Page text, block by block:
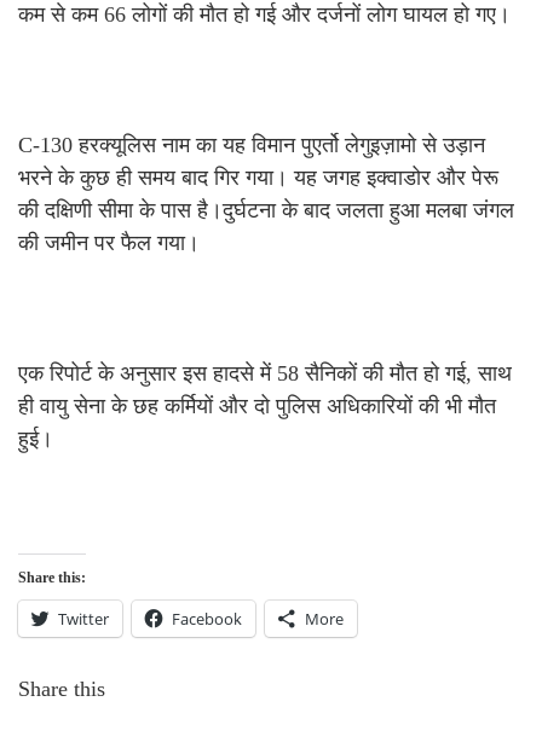
कम से कम 66 लोगों की मौत हो गई और दर्जनों लोग घायल हो गए।
C-130 हरक्यूलिस नाम का यह विमान पुएर्तो लेगुइज़ामो से उड़ान
भरने के कुछ ही समय बाद गिर गया। यह जगह इक्वाडोर और पेरू
की दक्षिणी सीमा के पास है।दुर्घटना के बाद जलता हुआ मलबा जंगल
की जमीन पर फैल गया।
एक रिपोर्ट के अनुसार इस हादसे में 58 सैनिकों की मौत हो गई, साथ
ही वायु सेना के छह कर्मियों और दो पुलिस अधिकारियों की भी मौत
हुई।
Share this:
Twitter Facebook More
Share this